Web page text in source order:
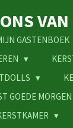
GASTENBOEK
GOEDE MORGEN